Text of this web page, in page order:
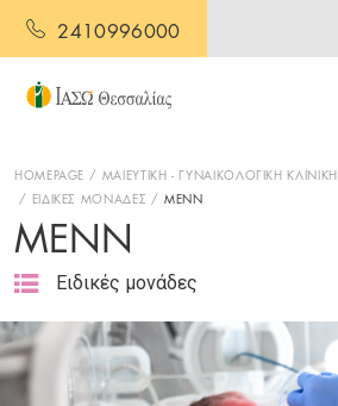
2410996000
HOMEPAGE ΜΑΙΕΥΤΙΚΗ - ΓΥΝΑΙΚΟΛΟΓΙΚΗ ΚΛΙΝΙΚΗ
ΕΙΔΙΚΕΣ ΜΟΝΑΔΕΣ
ΜΕΝΝ
ΜΕΝΝ
Ειδικές μονάδες